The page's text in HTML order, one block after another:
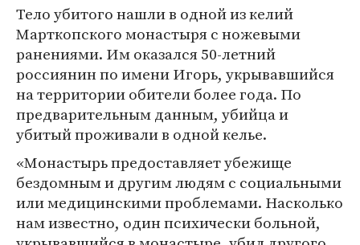
Тело убитого нашли в одной из келий
Марткопского монастыря с ножевыми
ранениями. Им оказался 50-летний
россиянин по имени Игорь, укрывавшийся
на территории обители более года. По
предварительным данным, убийца и
убитый проживали в одной келье.
«Монастырь предоставляет убежище
бездомным и другим людям с социальными
или медицинскими проблемами. Насколько
нам известно, один психически больной,